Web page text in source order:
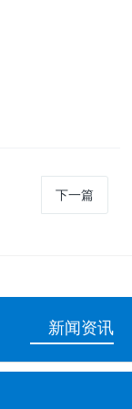
下一篇
新闻资讯